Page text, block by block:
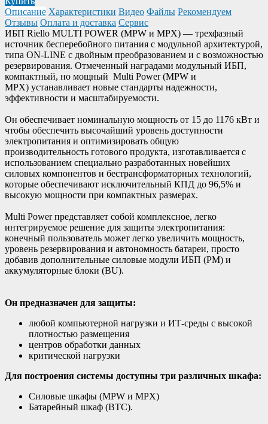
Описание Характеристики Видео Файлы Рекомендуем
Отзывы Оплата и доставка Сервис
ИБП Riello MULTI POWER (MPW и MPX) — трехфазный
источник бесперебойного питания с модульной архитектурой,
типа ON-LINE с двойным преобразованием и с возможностью
резервирования. Отмеченный наградами модульный ИБП,
компактный, но мощный Multi Power (MPW и
MPX) устанавливает новые стандарты надежности,
эффективности и масштабируемости.
Он обеспечивает номинальную мощность от 15 до 1176 кВт и
чтобы обеспечить высочайший уровень доступности
электропитания и оптимизировать общую
производительность готового продукта, изготавливается с
использованием специально разработанных новейших
силовых компонентов и бестрансформаторных технологий,
которые обеспечивают исключительный КПД до 96,5% и
высокую мощности при компактных размерах.
Multi Power представляет собой комплексное, легко
интегрируемое решение для защиты электропитания:
конечный пользователь может легко увеличить мощность,
уровень резервирования и автономность батареи, просто
добавив дополнительные силовые модули ИБП (PM) и
аккумуляторные блоки (BU).
Он предназначен для защиты:
любой компьютерной нагрузки и ИТ-среды с высокой
плотностью размещения
центров обработки данных
критической нагрузки
Для построения системы доступны три различных шкафа:
Силовые шкафы (MPW и MPX)
Батарейный шкаф (BTC).